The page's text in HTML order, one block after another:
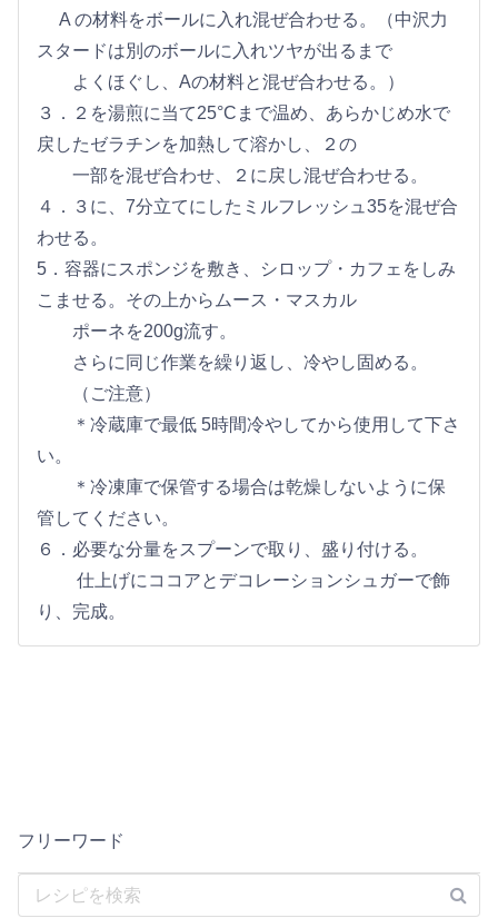
A の材料をボールに入れ混ぜ合わせる。（中沢力
スタードは別のボールに入れツヤが出るまで
よくほぐし、Aの材料と混ぜ合わせる。）
３．２を湯煎に当て25°Cまで温め、あらかじめ水で
戻したゼラチンを加熱して溶かし、２の
一部を混ぜ合わせ、２に戻し混ぜ合わせる。
４．３に、7分立てにしたミルフレッシュ35を混ぜ合
わせる。
5．容器にスポンジを敷き、シロップ・カフェをしみ
こませる。その上からムース・マスカル
ポーネを200g流す。
さらに同じ作業を繰り返し、冷やし固める。
（ご注意）
＊冷蔵庫で最低 5時間冷やしてから使用して下さ
い。
＊冷凍庫で保管する場合は乾燥しないように保
管してください。
６．必要な分量をスプーンで取り、盛り付ける。
仕上げにココアとデコレーションシュガーで飾
り、完成。
フリーワード